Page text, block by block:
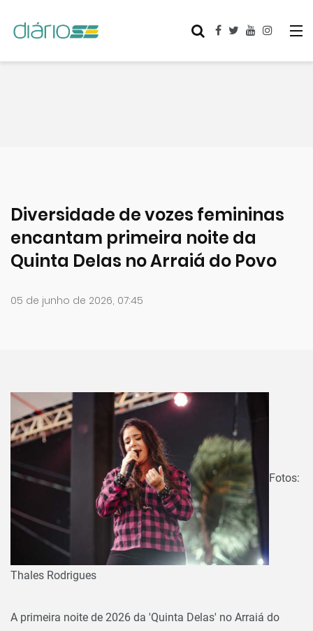
Diversidade de vozes femininas
encantam primeira noite da
Quinta Delas no Arraiá do Povo
05 de junho de 2026, 07:45
Fotos:
Thales Rodrigues
A primeira noite de 2026 da 'Quinta Delas' no Arraiá do